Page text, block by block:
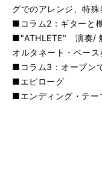
グでのアレンジ、特
■コラム2：ギターと
■"ATHLETE" 演奏/
オルタネート・ベー
■コラム3：オープン
■エピローグ
■エンディング・テ